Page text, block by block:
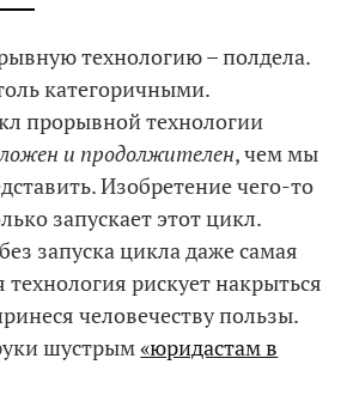
технологию – полдела.
категоричными.
прорывной технологии
и продолжителен, чем мы
Изобретение чего-то
запускает этот цикл.
запуска цикла даже самая
рискует накрыться
человечеству пользы.
шустрым«юридастам в